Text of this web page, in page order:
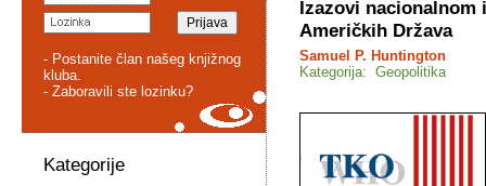
- Postanite član našeg knjižnog
kluba.
- Zaboravili ste lozinku?
Kategorije
Izazovi
Američkih Država
Samuel P. Huntington
Kategorija: Geopolitika